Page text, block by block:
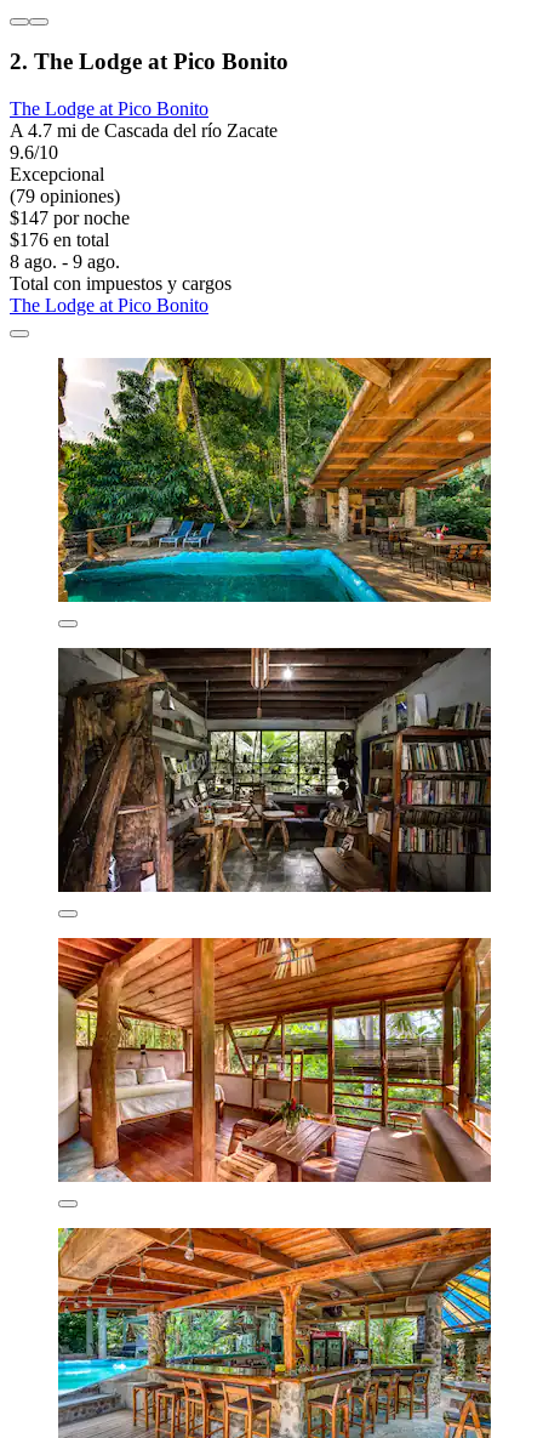
2. The Lodge at Pico Bonito
The Lodge at Pico Bonito
A 4.7 mi de Cascada del río Zacate
9.6/10
Excepcional
(79 opiniones)
$147 por noche
$176 en total
8 ago. - 9 ago.
Total con impuestos y cargos
The Lodge at Pico Bonito